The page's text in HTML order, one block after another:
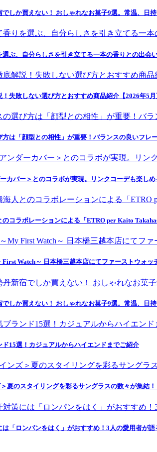
でしか買えない！ おしゃれなお菓子9選。常温、日
ぶ、自分らしさを引き立てる一本の香りとの出会
失敗しない選び方とおすすめ商品紹介【2026年5月
は「顔型との相性」が重要！バランスの良いフレ
カバー＞とのコラボが実現。リンクコーデも楽し
のコラボレーションによる「ETRO per Kaito
Watch～ 日本橋三越本店にてファーストウォッ
でしか買えない！ おしゃれなお菓子9選。常温、日
15選！カジュアルからハイエンドまでご紹介
夏のスタイリングを彩るサングラスの数々が集結！
「ロンパンをはく」がおすすめ！3人の愛用者が